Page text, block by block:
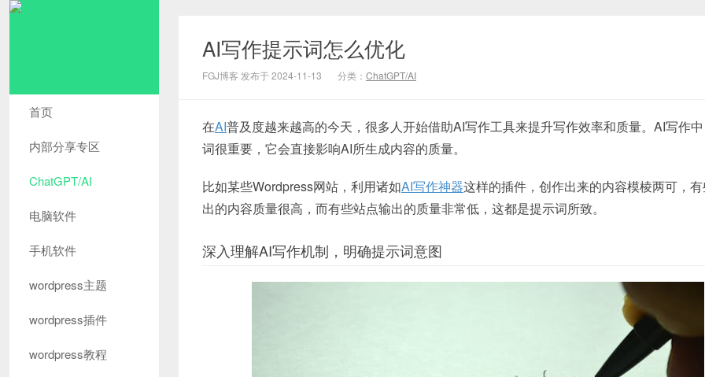
首页
内部分享专区
ChatGPT/AI
电脑软件
手机软件
wordpress主题
wordpress插件
wordpress教程
AI写作提示词怎么优化
FGJ博客 发布于 2024-11-13 分类： ChatGPT/AI
在AI普及度越来越高的今天，很多人开始借助AI写作工具来提升写作效率和质量。AI写作
词很重要，它会直接影响AI所生成内容的质量。
比如某些Wordpress网站，利用诸如AI写作神器这样的插件，创作出来的内容模棱两可，
出的内容质量很高，而有些站点输出的质量非常低，这都是提示词所致。
深入理解AI写作机制，明确提示词意图